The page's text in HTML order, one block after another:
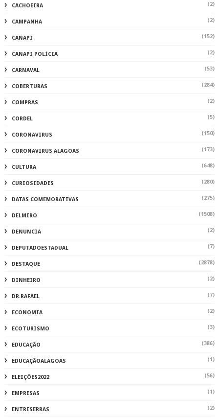
CACHOEIRA (2)
CAMPANHA (2)
CANAPI (152)
CANAPI POLÍCIA (2)
CARNAVAL (53)
COBERTURAS (284)
COMPRAS (2)
CORDEL (5)
CORONAVIRUS (150)
CORONAVIRUS ALAGOAS (173)
CULTURA (648)
CURIOSIDADES (280)
DATAS COMEMORATIVAS (275)
DELMIRO (1508)
DENUNCIA (2)
DEPUTADOESTADUAL (7)
DESTAQUE (2878)
DINHEIRO (2)
DR.RAFAEL (7)
ECONOMIA (2)
ECOTURISMO (3)
EDUCAÇÃO (386)
EDUCAÇÃOALAGOAS (1)
ELEIÇÕES2022 (56)
EMPRESAS (1)
ENTRESERRAS (2)